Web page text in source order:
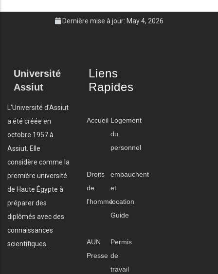
Dernière mise à jour: May 4, 2026
Université
Assiut
L'Université d'Assiut
a été créée en
octobre 1957 à
Assiut. Elle
considère comme la
première université
de Haute Égypte à
préparer des
diplômés avec des
connaissances
scientifiques.
Liens
Rapides
Accueil Logement
du
personnel
Droits
de
l'homme
embauchent
et
location
Guide
AUN
Presse
Permis
de
travail